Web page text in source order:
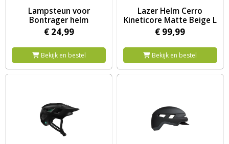
Lampsteun voor
Bontrager helm
€ 24,99
Bekijk en bestel
Lazer Helm Cerro
Kineticore Matte Beige L
€ 99,99
Bekijk en bestel